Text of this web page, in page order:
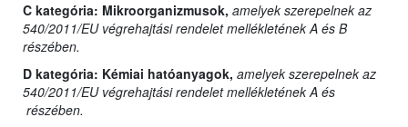
C kategória: Mikroorganizmusok, amelyek szerepelnek az
540/2011/EU végrehajtási rendelet mellékletének A és B
részében.
D kategória: Kémiai hatóanyagok, amelyek szerepelnek az
540/2011/EU végrehajtási rendelet mellékletének A és
részében.